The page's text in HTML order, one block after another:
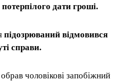
дати гроші.
підозрюваний відмовився
справи.
обрав чоловікові запобіжний